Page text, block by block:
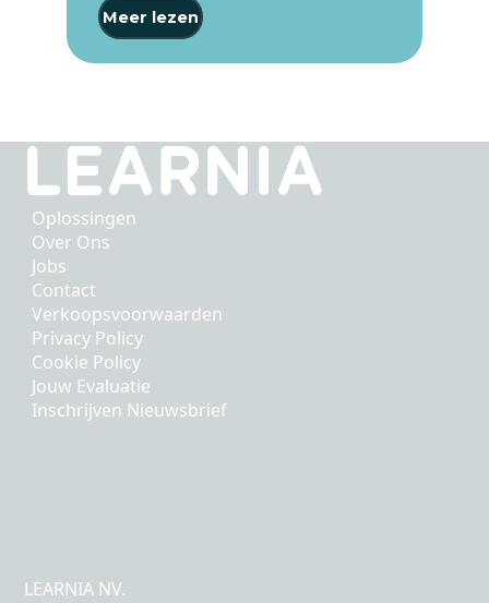
Meer lezen
Oplossingen
Over Ons
Jobs
Contact
Verkoopsvoorwaarden
Privacy Policy
Cookie Policy
Jouw Evaluatie
Inschrijven Nieuwsbrief
LEARNIA NV.